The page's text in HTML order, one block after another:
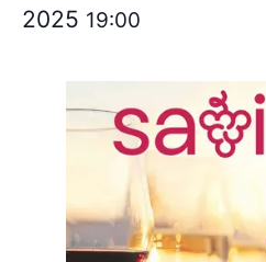
2025 19:00